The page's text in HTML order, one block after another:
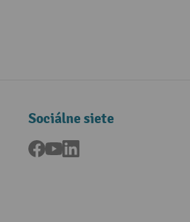
Sociálne siete
Facebook
YouTube